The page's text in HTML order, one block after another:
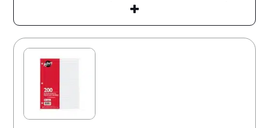
18% de rabais